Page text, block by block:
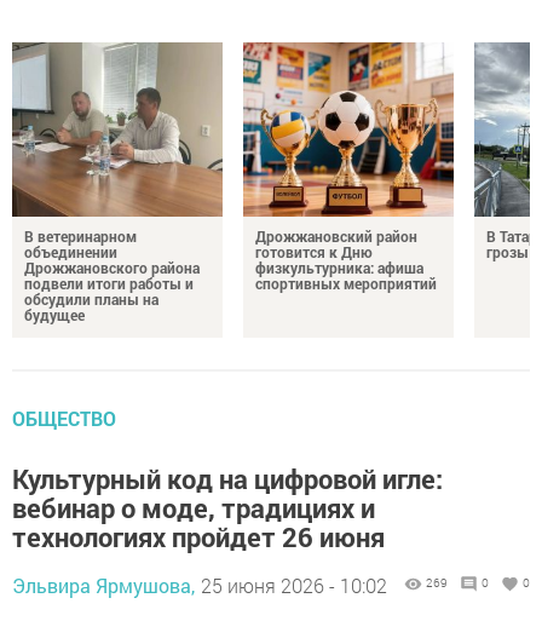
В ветеринарном
объединении
Дрожжановского района
подвели итоги работы и
обсудили планы на
будущее
Дрожжановский район
готовится к Дню
физкультурника: афиша
спортивных мероприятий
В
грозы
ОБЩЕСТВО
Культурный код на цифровой игле:
вебинар о моде, традициях и
технологиях пройдет 26 июня
Эльвира Ярмушова, 25 июня 2026 - 10:02 269 0 0